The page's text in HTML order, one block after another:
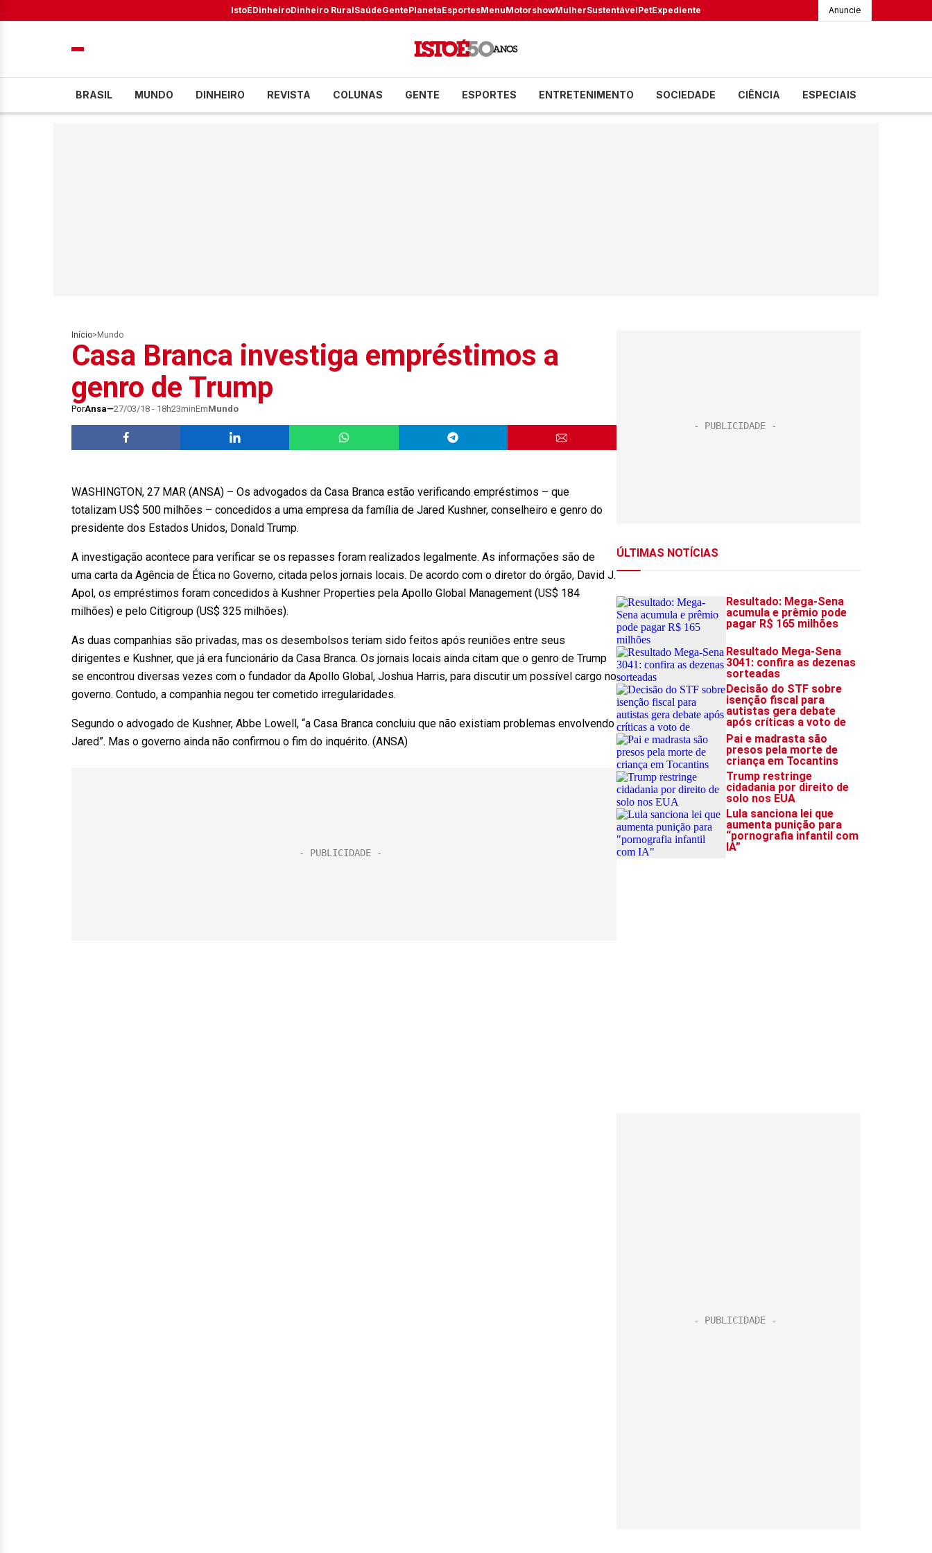
IstoÉDinheiroDinheiro RuralSaúdeGentePlanetaEsportesMenuMotorshowMulherSustentávelPetExpediente Anuncie
BRASIL MUNDO DINHEIRO REVISTA COLUNAS GENTE ESPORTES ENTRETENIMENTO SOCIEDADE CIÊNCIA ESPECIAIS
Início> Mundo
Casa Branca investiga empréstimos a
genro de Trump
PorAnsa 27/03/18 - 18h23minEmMundo
WASHINGTON, 27 MAR (ANSA) – Os advogados da Casa Branca estão verificando empréstimos – que
totalizam US$ 500 milhões – concedidos a uma empresa da família de Jared Kushner, conselheiro e genro do
presidente dos Estados Unidos, Donald Trump.
A investigação acontece para verificar se os repasses foram realizados legalmente. As informações são de
uma carta da Agência de Ética no Governo, citada pelos jornais locais. De acordo com o diretor do órgão, David J.
Apol, os empréstimos foram concedidos à Kushner Properties pela Apollo Global Management (US$ 184
milhões) e pelo Citigroup (US$ 325 milhões).
As duas companhias são privadas, mas os desembolsos teriam sido feitos após reuniões entre seus
dirigentes e Kushner, que já era funcionário da Casa Branca. Os jornais locais ainda citam que o genro de Trump
se encontrou diversas vezes com o fundador da Apollo Global, Joshua Harris, para discutir um possível cargo no
governo. Contudo, a companhia negou ter cometido irregularidades.
Segundo o advogado de Kushner, Abbe Lowell, “a Casa Branca concluiu que não existiam problemas envolvendo
Jared”. Mas o governo ainda não confirmou o fim do inquérito. (ANSA)